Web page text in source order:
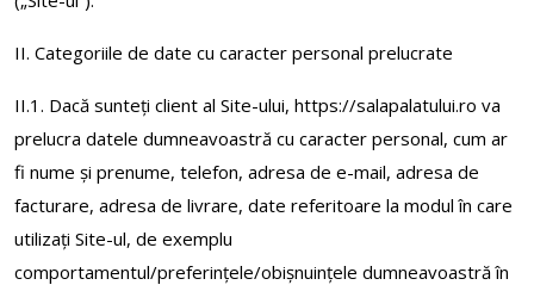
II. Categoriile de date cu caracter personal prelucrate
II.1. Dacă sunteți client al Site-ului, https://salapalatului.ro va
prelucra datele dumneavoastră cu caracter personal, cum ar
fi nume şi prenume, telefon, adresa de e-mail, adresa de
facturare, adresa de livrare, date referitoare la modul în care
utilizați Site-ul, de exemplu
comportamentul/preferinţele/obişnuințele dumneavoastră în